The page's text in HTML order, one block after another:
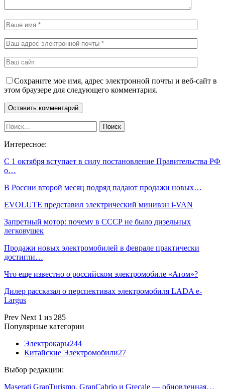
Сохраните мое имя, адрес электронной почты и веб-сайт в
этом браузере для следующего комментария.
Интересное:
С 1 октября вступает в силу постановление Правительства РФ
о…
В России второй месяц подряд падают продажи новых…
EVOLUTE представил электрический минивэн i-VAN
Запретный мотор: почему в СССР не было дизельных
легковушек
Продажи новых электромобилей в феврале практически
достигли…
Что еще известно о российском электромобиле «Атом»?
Дилер рассказал о перспективах электромобиля LADA e-
Largus
Prev Next 1 из 285
Популярные категории
Электрокары244
Китайские Электромобили27
Выбор редакции:
Maserati GranTurismo, GranCabrio и Grecale — обновленная…